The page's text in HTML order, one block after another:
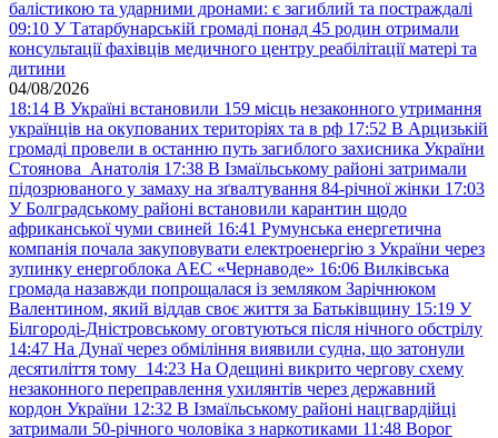
балістикою та ударними дронами: є загиблий та постраждалі
09:10 У Татарбунарській громаді понад 45 родин отримали
консультації фахівців медичного центру реабілітації матері та
дитини
04/08/2026
18:14 В Україні встановили 159 місць незаконного утримання
українців на окупованих територіях та в рф 17:52 В Арцизькій
громаді провели в останню путь загиблого захисника України
Стоянова Анатолія 17:38 В Ізмаїльському районі затримали
підозрюваного у замаху на зґвалтування 84-річної жінки 17:03
У Болградському районі встановили карантин щодо
африканської чуми свиней 16:41 Румунська енергетична
компанія почала закуповувати електроенергію з України через
зупинку енергоблока АЕС «Чернаводе» 16:06 Вилківська
громада назавжди попрощалася із земляком Зарічнюком
Валентином, який віддав своє життя за Батьківщину 15:19 У
Білгороді-Дністровському оговтуються після нічного обстрілу
14:47 На Дунаї через обміління виявили судна, що затонули
десятиліття тому 14:23 На Одещині викрито чергову схему
незаконного переправлення ухилянтів через державний
кордон України 12:32 В Ізмаїльському районі нацгвардійці
затримали 50-річного чоловіка з наркотиками 11:48 Ворог